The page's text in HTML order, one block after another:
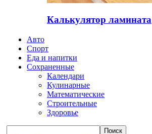
Калькулятор ламината
Авто
Спорт
Еда и напитки
Сохраненные
Календари
Кулинарные
Математические
Строительные
Здоровье